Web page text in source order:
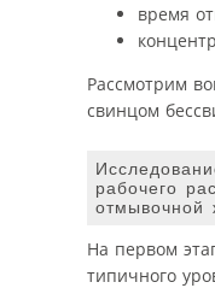
время
Рассмотрим
свинцом
рабочего
отмывочной
На первом
типичного